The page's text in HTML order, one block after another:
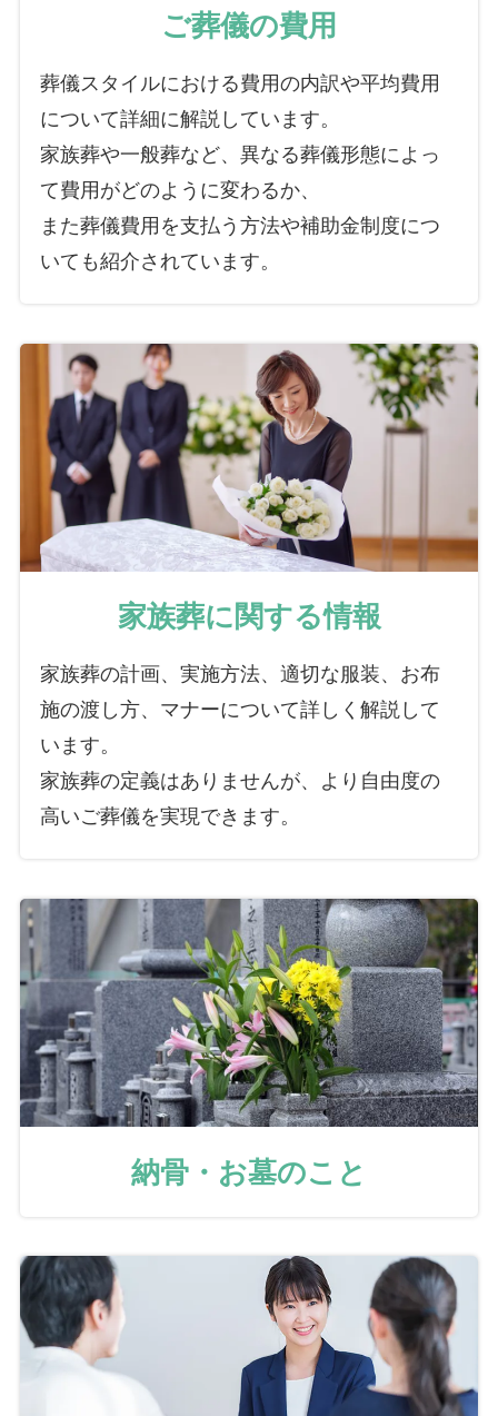
ご葬儀の費用
葬儀スタイルにおける費用の内訳や平均費用
について詳細に解説しています。
家族葬や一般葬など、異なる葬儀形態によっ
て費用がどのように変わるか、
また葬儀費用を支払う方法や補助金制度につ
いても紹介されています。
家族葬に関する情報
家族葬の計画、実施方法、適切な服装、お布
施の渡し方、マナーについて詳しく解説して
います。
家族葬の定義はありませんが、より自由度の
高いご葬儀を実現できます。
納骨・お墓のこと